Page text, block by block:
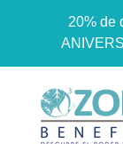
Surat,
directamente
contenido
20% de